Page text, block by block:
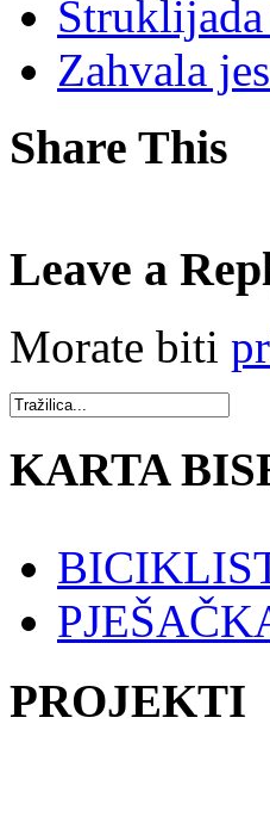
Zahvala
Share This
Leave a
Morate biti
KARTA
PROJEKTI